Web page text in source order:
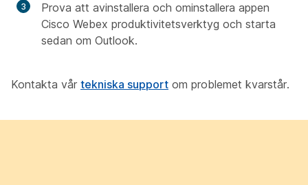
Prova att avinstallera och ominstallera appen
Cisco Webex produktivitetsverktyg och starta
sedan om Outlook.
Kontakta vår tekniska support om problemet kvarstår.